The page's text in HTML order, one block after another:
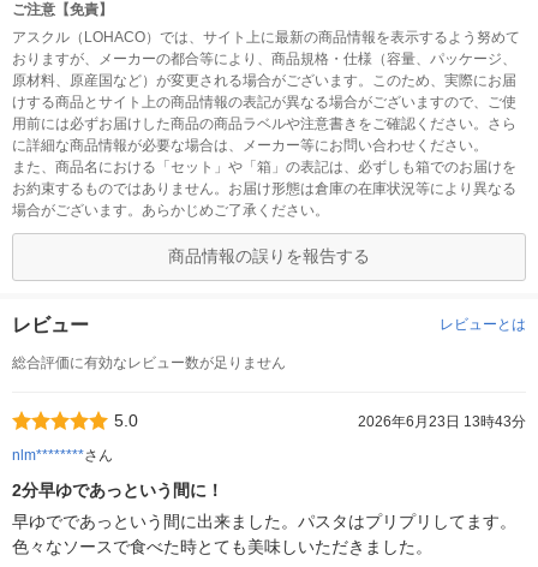
ご注意【免責】
アスクル（LOHACO）では、サイト上に最新の商品情報を表示するよう努めて
おりますが、メーカーの都合等により、商品規格・仕様（容量、パッケージ、
原材料、原産国など）が変更される場合がございます。このため、実際にお届
けする商品とサイト上の商品情報の表記が異なる場合がございますので、ご使
用前には必ずお届けした商品の商品ラベルや注意書きをご確認ください。さら
に詳細な商品情報が必要な場合は、メーカー等にお問い合わせください。
また、商品名における「セット」や「箱」の表記は、必ずしも箱でのお届けを
お約束するものではありません。お届け形態は倉庫の在庫状況等により異なる
場合がございます。あらかじめご了承ください。
商品情報の誤りを報告する
レビュー レビューとは
総合評価に有効なレビュー数が足りません
5.0
2026年6月23日 13時43分
nlm********さん
2分早ゆであっという間に！
早ゆでであっという間に出来ました。パスタはプリプリしてます。
色々なソースで食べた時とても美味しいただきました。